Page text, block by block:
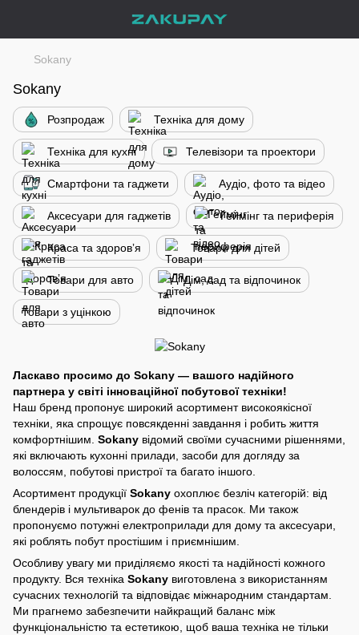
Sokany
Sokany
Розпродаж Техніка для дому
Техніка для кухні Телевізори та проектори
Смартфони та гаджети Аудіо, фото та відео
Аксесуари для гаджетів Геймінг та периферія
Краса та здоровʼя Товари для дітей
Товари для авто Дім, сад та відпочинок
Товари з уцінкою
Ласкаво просимо до Sokany — вашого надійного
партнера у світі інноваційної побутової техніки!
Наш бренд пропонує широкий асортимент високоякісної
техніки, яка спрощує повсякденні завдання і робить життя
комфортнішим. Sokany відомий своїми сучасними рішеннями,
які включають кухонні прилади, засоби для догляду за
волоссям, побутові пристрої та багато іншого.
Асортимент продукції Sokany охоплює безліч категорій: від
блендерів і мультиварок до фенів та прасок. Ми також
пропонуємо потужні електроприлади для дому та аксесуари,
які роблять побут простішим і приємнішим.
Особливу увагу ми приділяємо якості та надійності кожного
продукту. Вся техніка Sokany виготовлена з використанням
сучасних технологій та відповідає міжнародним стандартам.
Ми прагнемо забезпечити найкращий баланс між
функціональністю та естетикою, щоб ваша техніка не тільки